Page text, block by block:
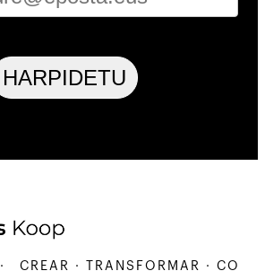
HARPIDETU
CREAR · TRANSFORMAR ·